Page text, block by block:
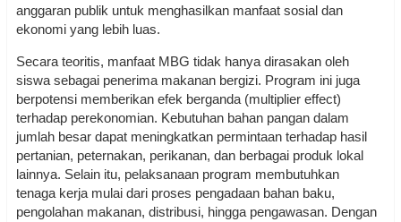
anggaran publik untuk menghasilkan manfaat sosial dan
ekonomi yang lebih luas.
Secara teoritis, manfaat MBG tidak hanya dirasakan oleh
siswa sebagai penerima makanan bergizi. Program ini juga
berpotensi memberikan efek berganda (multiplier effect)
terhadap perekonomian. Kebutuhan bahan pangan dalam
jumlah besar dapat meningkatkan permintaan terhadap hasil
pertanian, peternakan, perikanan, dan berbagai produk lokal
lainnya. Selain itu, pelaksanaan program membutuhkan
tenaga kerja mulai dari proses pengadaan bahan baku,
pengolahan makanan, distribusi, hingga pengawasan. Dengan